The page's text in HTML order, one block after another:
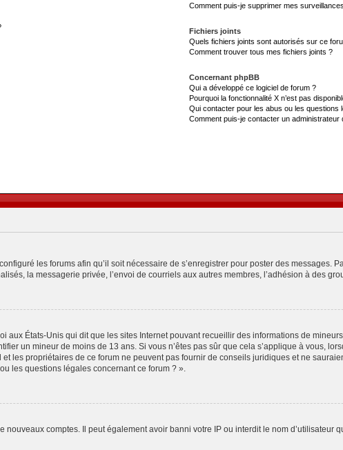
Comment puis-je supprimer mes
Fichiers joints
Quels fichiers joints sont autorisés sur ce
Comment trouver tous mes fichiers joints ?
Concernant phpBB
Qui a développé ce logiciel de forum ?
Pourquoi la fonctionnalité X n’est pas
Qui contacter pour les abus ou les questions
Comment puis-je contacter un administrateur
les forums afin qu’il soit nécessaire de s’enregistrer pour poster des messages.
la messagerie privée, l’envoi de courriels aux autres membres, l’adhésion à des
aux États-Unis qui dit que les sites Internet pouvant recueillir des informations de
un mineur de moins de 13 ans. Si vous n’êtes pas sûr que cela s’applique à vous,
les propriétaires de ce forum ne peuvent pas fournir de conseils juridiques et ne
les questions légales concernant ce forum ? ».
nouveaux comptes. Il peut également avoir banni votre IP ou interdit le nom